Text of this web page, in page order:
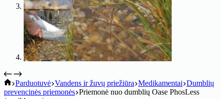
koitik
Parduotuvė Vandens ir žuvų priežiūra Medikamentai Dumblių
prevencinės priemonės Priemonė nuo dumblių Oase PhosLess